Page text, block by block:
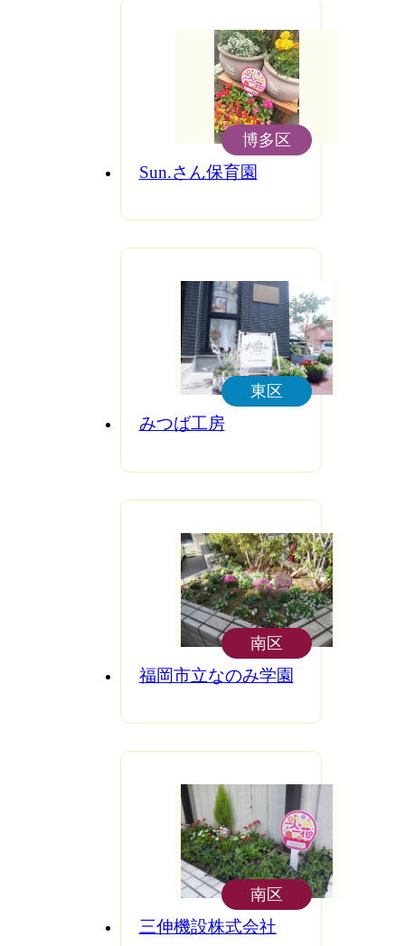
Sun.さん保育園
博多区
みつば工房
東区
福岡市立なのみ学園
南区
三伸機設株式会社
南区